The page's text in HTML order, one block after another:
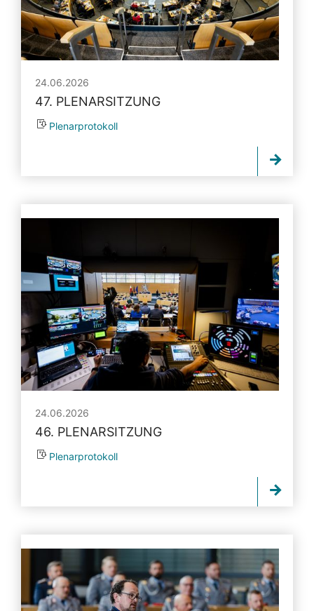
24.06.2026
47. PLENARSITZUNG
Plenarprotokoll
24.06.2026
46. PLENARSITZUNG
Plenarprotokoll